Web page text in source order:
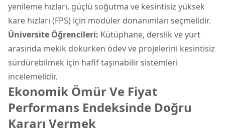
yenileme hızları, güçlü soğutma ve kesintisiz yüksek
kare hızları (FPS) için modüler donanımları seçmelidir.
Üniversite Öğrencileri: Kütüphane, derslik ve yurt
arasında mekik dokurken ödev ve projelerini kesintisiz
sürdürebilmek için hafif taşınabilir sistemleri
incelemelidir.
Ekonomik Ömür Ve Fiyat
Performans Endeksinde Doğru
Kararı Vermek